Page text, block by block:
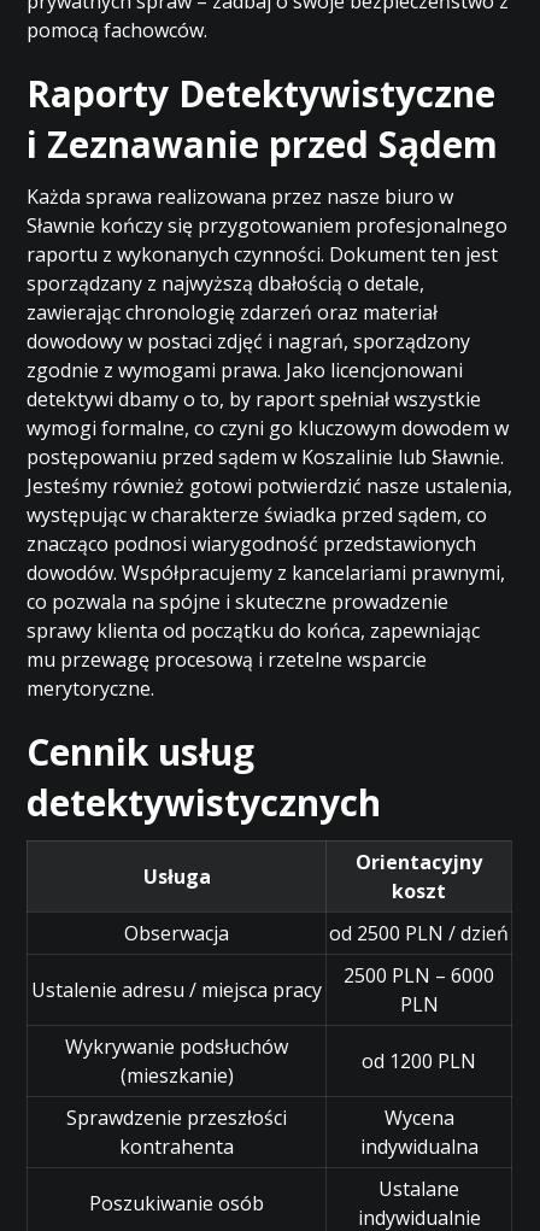
pomocą fachowców.
Raporty Detektywistyczne
i Zeznawanie przed Sądem
Każda sprawa realizowana przez nasze biuro w
Sławnie kończy się przygotowaniem profesjonalnego
raportu z wykonanych czynności. Dokument ten jest
sporządzany z najwyższą dbałością o detale,
zawierając chronologię zdarzeń oraz materiał
dowodowy w postaci zdjęć i nagrań, sporządzony
zgodnie z wymogami prawa. Jako licencjonowani
detektywi dbamy o to, by raport spełniał wszystkie
wymogi formalne, co czyni go kluczowym dowodem w
postępowaniu przed sądem w Koszalinie lub Sławnie.
Jesteśmy również gotowi potwierdzić nasze ustalenia,
występując w charakterze świadka przed sądem, co
znacząco podnosi wiarygodność przedstawionych
dowodów. Współpracujemy z kancelariami prawnymi,
co pozwala na spójne i skuteczne prowadzenie
sprawy klienta od początku do końca, zapewniając
mu przewagę procesową i rzetelne wsparcie
merytoryczne.
Cennik usług
detektywistycznych
Usługa
Orientacyjny
koszt
Obserwacja
od 2500 PLN / dzień
Ustalenie adresu / miejsca pracy
2500 PLN – 6000
PLN
Wykrywanie podsłuchów
(mieszkanie)
od 1200 PLN
Sprawdzenie przeszłości
kontrahenta
Wycena
indywidualna
Poszukiwanie osób
Ustalane
indywidualnie